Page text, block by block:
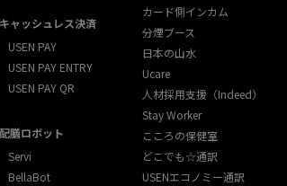
キャッシュレス決済
USEN PAY
USEN PAY ENTRY
USEN PAY QR
配膳ロボット
Servi
BellaBot
カード側インカム
分煙ブース
日本の山水
Ucare
人材採用支援（Indeed）
Stay Worker
こころの保健室
どこでも☆通訳
USENエコノミー通訳